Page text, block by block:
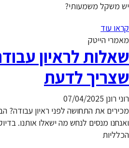
יש משקל משמעותי?
קראו עוד
מאמרי הייטק
שאלות לראיון
שצריך לדעת
רוני רונן 07/04/2025
מכירים את התחושה לפני ראיון
ואנחנו מנסים לנחש מה ישאלו אותנו.
הכלליות